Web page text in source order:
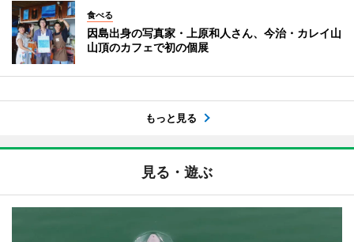
食べる
因島出身の写真家・上原和人さん、今治・カレイ山
山頂のカフェで初の個展
もっと見る
見る・遊ぶ